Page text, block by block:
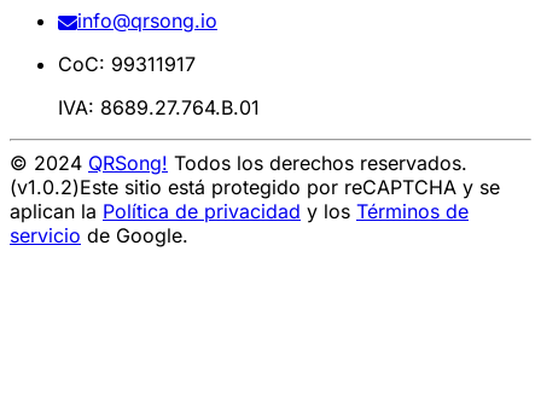
info@qrsong.io
CoC: 99311917
IVA: 8689.27.764.B.01
© 2024 QRSong! Todos los derechos reservados.
(v1.0.2)Este sitio está protegido por reCAPTCHA y se
aplican la Política de privacidad y los Términos de
servicio de Google.